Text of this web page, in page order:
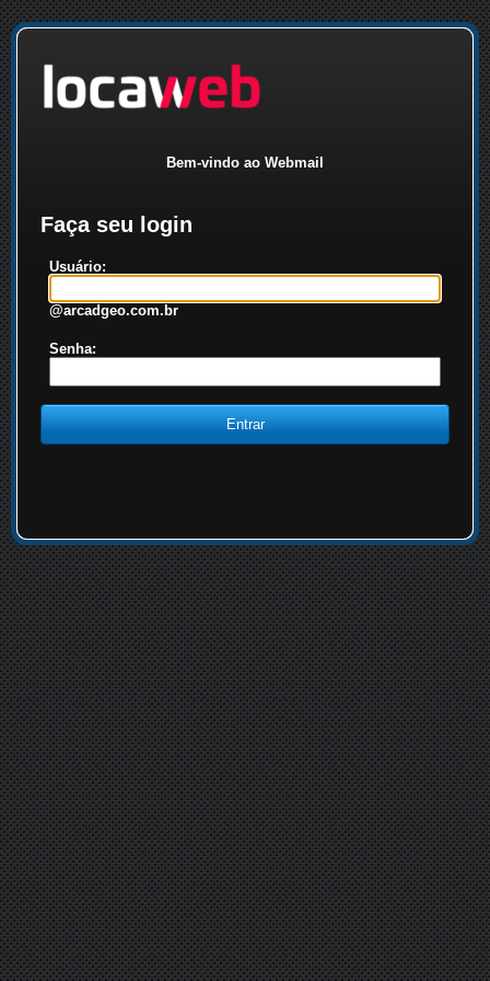
Bem-vindo ao Webmail
Faça seu login
Usuário:
@arcadgeo.com.br
Senha: